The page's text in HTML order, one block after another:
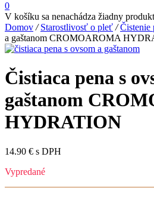
0
V košíku sa nenachádza žiadny
Domov /Starostlivosť o pleť /Čistenie
a gaštanom CROMOAROMA
Čistiaca pena s
gaštanom
HYDRATION
14.90 € s DPH
Vypredané